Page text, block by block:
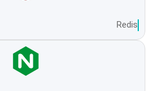
Redis